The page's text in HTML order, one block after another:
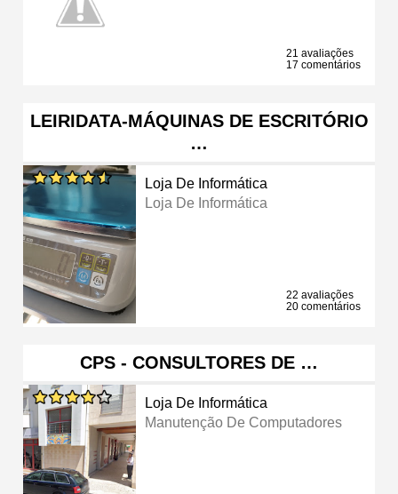
21 avaliações
17 comentários
LEIRIDATA-MÁQUINAS DE ESCRITÓRIO
…
Loja De Informática
Loja De Informática
22 avaliações
20 comentários
CPS - CONSULTORES DE …
Loja De Informática
Manutenção De Computadores